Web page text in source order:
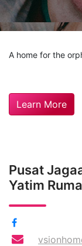
A home for the
Learn More
Pusat
Yatim